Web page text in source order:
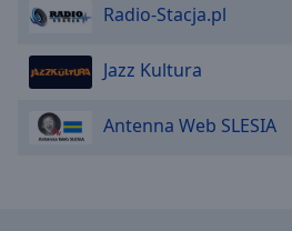
Radio-Stacja.pl
Jazz Kultura
Antenna Web SLESIA